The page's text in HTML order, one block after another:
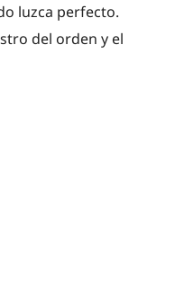
luzca perfecto.
del orden y el